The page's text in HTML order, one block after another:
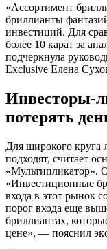
«Ассортимент
бриллианты
инвестиций. Для
более 10 карат за
подчеркнула
Exclusive Елена
Инвесторы-
потерять
Для широкого круга
подходят, считает
«Мультипликатор».
«Инвестиционные
входа в этот рынок
порог входа еще
бриллиантах,
цене», — пояснил